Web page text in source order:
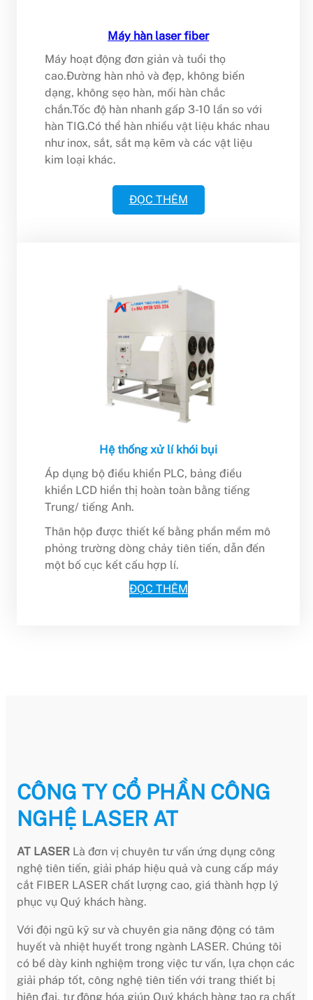
Máy hàn laser fiber
Máy hoạt động đơn giản và tuổi thọ
cao.Đường hàn nhỏ và đẹp, không biến
dạng, không sẹo hàn, mối hàn chắc
chắn.Tốc độ hàn nhanh gấp 3-10 lần so với
hàn TIG.Có thể hàn nhiều vật liệu khác nhau
như inox, sắt, sắt mạ kẽm và các vật liệu
kim loại khác.
ĐỌC THÊM
Hệ thống xử lí khói bụi
Áp dụng bộ điều khiển PLC, bảng điều
khiển LCD hiển thị hoàn toàn bằng tiếng
Trung/ tiếng Anh.
Thân hộp được thiết kế bằng phần mềm mô
phỏng trường dòng chảy tiên tiến, dẫn đến
một bố cục kết cấu hợp lí.
ĐỌC THÊM
CÔNG TY CỔ PHẦN CÔNG
NGHỆ LASER AT
AT LASER Là đơn vị chuyên tư vấn ứng dụng công
nghệ tiên tiến, giải pháp hiệu quả và cung cấp máy
cắt FIBER LASER chất lượng cao, giá thành hợp lý
phục vụ Quý khách hàng.
Với đội ngũ kỹ sư và chuyên gia năng động có tâm
huyết và nhiệt huyết trong ngành LASER. Chúng tôi
có bề dày kinh nghiệm trong việc tư vấn, lựa chọn các
giải pháp tốt, công nghệ tiên tiến với trang thiết bị
hiện đại, tự động hóa giúp Quý khách hàng tạo ra chất